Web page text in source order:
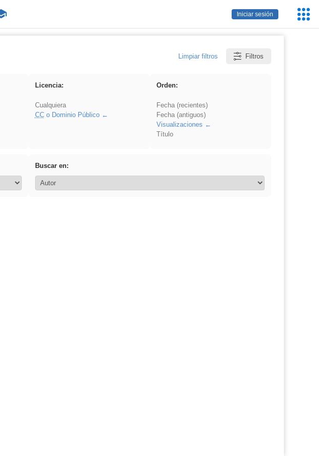
Iniciar sesión
Limpiar filtros Filtros
Licencia:
Cualquiera
CCo Dominio Público
Orden:
Fecha (recientes)
Fecha (antiguos)
Visualizaciones
Título
Buscar en: